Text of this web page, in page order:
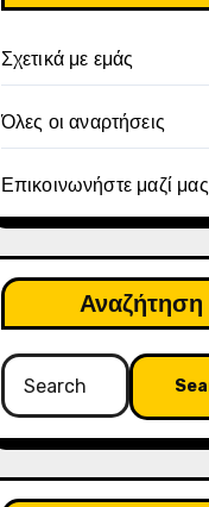
Σχετικά με εμάς
Όλες οι αναρτήσεις
Επικοινωνήστε μαζί μας
Αναζήτηση
Search
for: